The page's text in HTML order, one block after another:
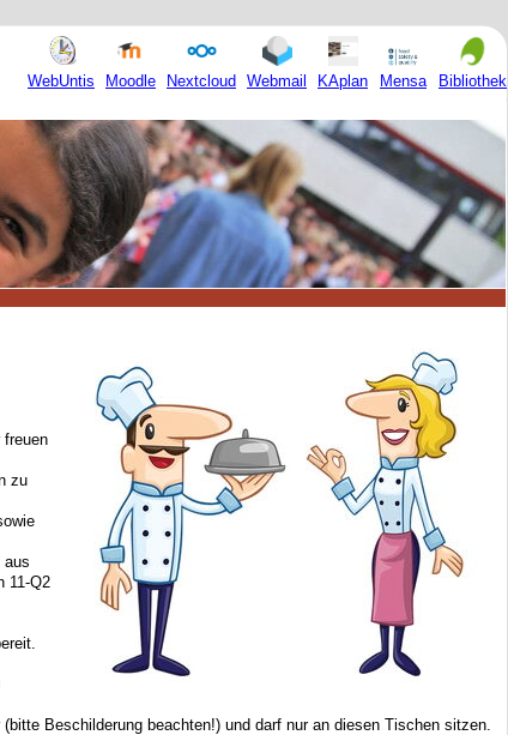
WebUntis Moodle Nextcloud Webmail KAplan Mensa Bibliothek
freuen
zu
aus
11-Q2
Beschilderung beachten!) und darf nur an diesen Tischen sitzen.